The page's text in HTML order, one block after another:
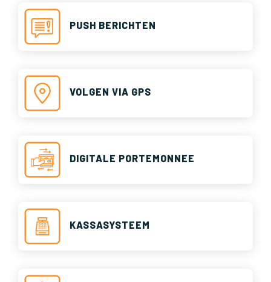
PUSH BERICHTEN
VOLGEN VIA GPS
DIGITALE PORTEMONNEE
KASSASYSTEEM